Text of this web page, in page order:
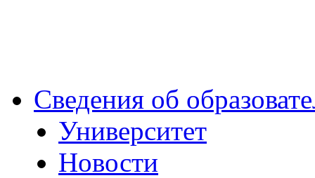
Сведения об
Университет
Новости